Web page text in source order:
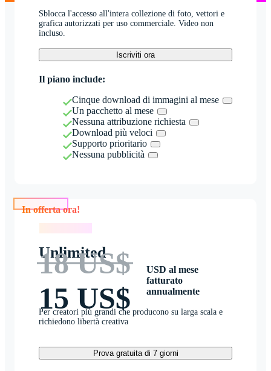
Sblocca l'accesso all'intera collezione di foto, vettori e
grafica autorizzati per uso commerciale. Video non
incluso.
Iscriviti ora
Il piano include:
Cinque download di immagini al mese
Un pacchetto al mese
Nessuna attribuzione richiesta
Download più veloci
Supporto prioritario
Nessuna pubblicità
Unlimited
18 US$
15 US$
USD al mese
fatturato
annualmente
Per creatori più grandi che producono su larga scala e
richiedono libertà creativa
Prova gratuita di 7 giorni